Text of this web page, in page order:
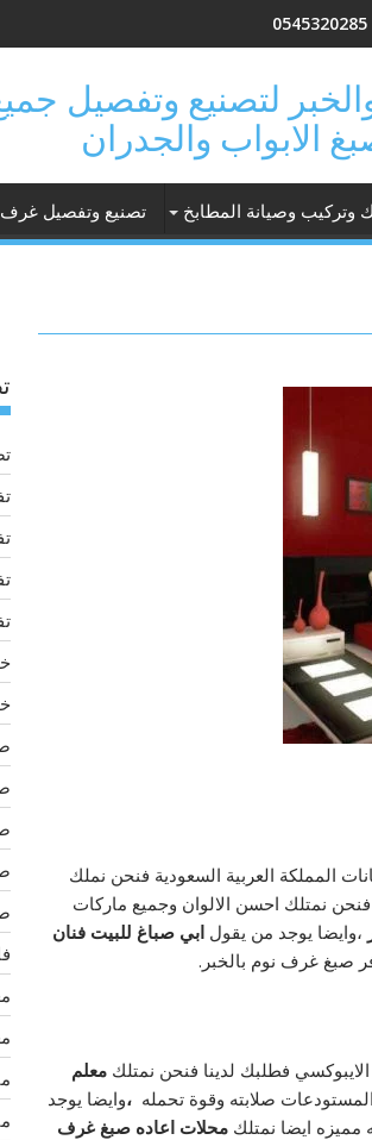
والخبر لتصنيع
الابواب والجدران
وتركيب وصيانة المطابخ تصنيع وتفصيل غرف
المملكة العربية السعودية فنحن نملك
فنحن نمتلك احسن الالوان وجميع ماركات
،وايضا يوجد من يقول ابي صباغ للبيت فنان
صبغ غرف نوم بالخبر.
فطلبك لدينا فنحن نمتلك معلم
صلابته وقوة تحمله ،وايضا يوجد
مميزه ايضا نمتلك محلات اعاده صبغ غرف